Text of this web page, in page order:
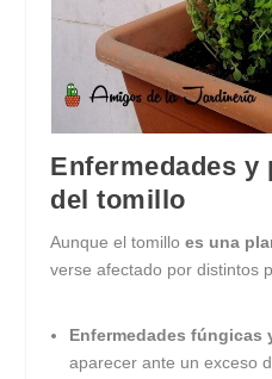
Enfermedades y
del tomillo
Aunque el tomilloes una
verse afectado por distintos
Enfermedades fúngicas
aparecer ante un exceso